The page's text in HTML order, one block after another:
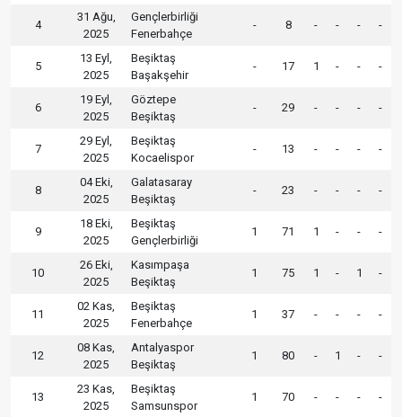
4
31 Ağu,
2025
Gençlerbirliği
Fenerbahçe
- 8 - - - -
5
13 Eyl,
2025
Beşiktaş
Başakşehir
- 17 1 - - -
6
19 Eyl,
2025
Göztepe
Beşiktaş
- 29 - - - -
7
29 Eyl,
2025
Beşiktaş
Kocaelispor
- 13 - - - -
8
04 Eki,
2025
Galatasaray
Beşiktaş
- 23 - - - -
9
18 Eki,
2025
Beşiktaş
Gençlerbirliği
1 71 1 - - -
10
26 Eki,
2025
Kasımpaşa
Beşiktaş
1 75 1 - 1 -
11
02 Kas,
2025
Beşiktaş
Fenerbahçe
1 37 - - - -
12
08 Kas,
2025
Antalyaspor
Beşiktaş
1 80 - 1 - -
13
23 Kas,
2025
Beşiktaş
Samsunspor
1 70 - - - -